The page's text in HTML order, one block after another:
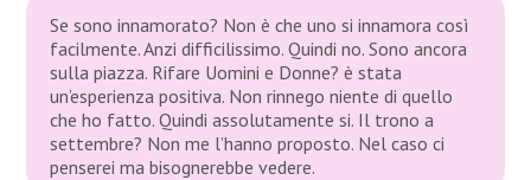
Se sono innamorato? Non è che uno si innamora così
facilmente. Anzi difficilissimo. Quindi no. Sono ancora
sulla piazza. Rifare Uomini e Donne? è stata
un’esperienza positiva. Non rinnego niente di quello
che ho fatto. Quindi assolutamente si. Il trono a
settembre? Non me l’hanno proposto. Nel caso ci
penserei ma bisognerebbe vedere.